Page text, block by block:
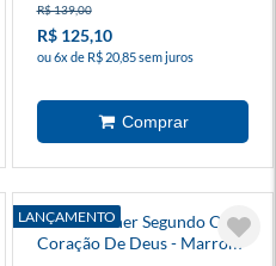
R$ 139,00
R$ 125,10
ou 6x de R$ 20,85 sem juros
LANÇAMENTO
Bíblia Mulher Segundo O
Coração De Deus - Marrom